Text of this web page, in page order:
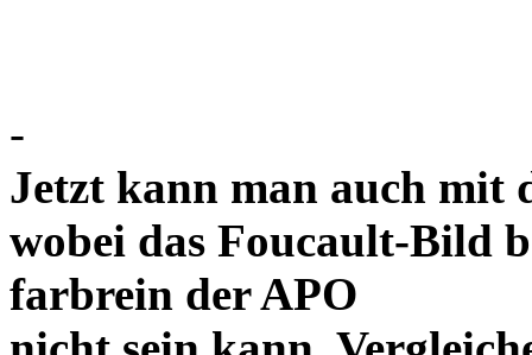
-
Jetzt kann man auch mit
wobei das Foucault-Bild
farbrein der APO